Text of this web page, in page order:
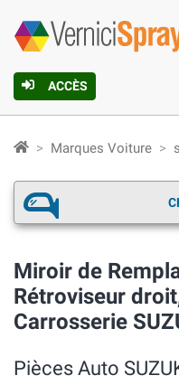
ACCÈS
Marques Voiture
Miroir de
Rétroviseur
Carrosserie
Pièces Auto